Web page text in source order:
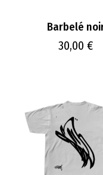
Barbelé
30,00€